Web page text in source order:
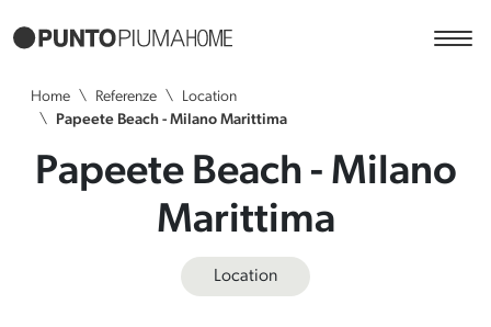
Home Referenze
Location
Papeete Beach - Milano Marittima
Papeete Beach - Milano
Marittima
Location